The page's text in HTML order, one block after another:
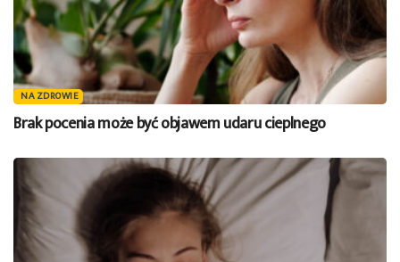
NA ZDROWIE
Brak pocenia może być objawem udaru cieplnego